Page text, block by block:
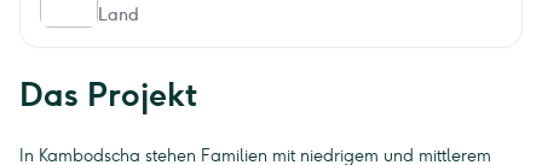
Land
Das Projekt
In Kambodscha stehen Familien mit niedrigem und mittlerem